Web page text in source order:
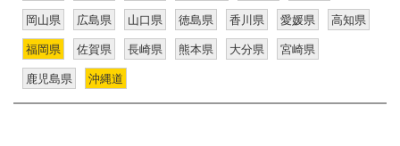
岡山県 広島県 山口県 徳島県 香川県 愛媛県 高知県
福岡県 佐賀県 長崎県 熊本県 大分県 宮崎県
鹿児島県 沖縄道